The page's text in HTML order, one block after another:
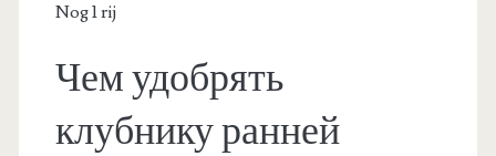
Nog 1 rij
Чем удобрять
клубнику ранней